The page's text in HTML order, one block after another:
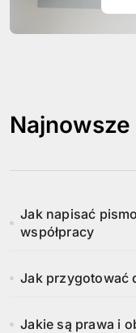
Jak napisać
współpracy
Jak przygotować
Jakie są prawa i